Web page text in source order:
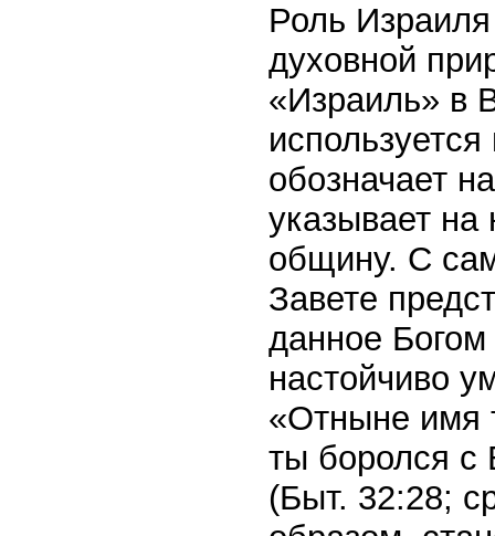
Роль
духовной
«Израиль» в
обозначает
указывает на
общину. С
Завете
данное Богом
настойчиво
«Отныне имя
ты боролся с
(Быт. 32:28;